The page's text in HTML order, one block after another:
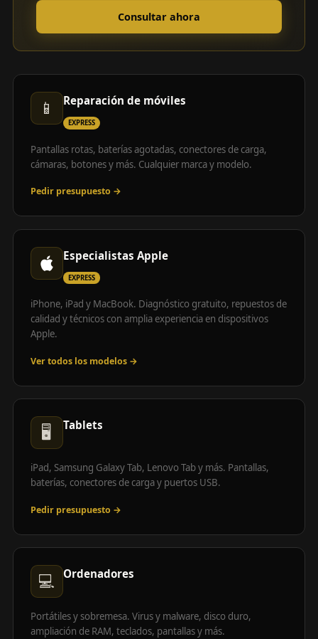
Consultar ahora
📱 Reparación de móviles
EXPRESS
Pantallas rotas, baterías agotadas, conectores de carga,
cámaras, botones y más. Cualquier marca y modelo.
Pedir presupuesto →
Especialistas Apple
EXPRESS
iPhone, iPad y MacBook. Diagnóstico gratuito, repuestos de
calidad y técnicos con amplia experiencia en dispositivos
Apple.
Ver todos los modelos →
🖥️ Tablets
iPad, Samsung Galaxy Tab, Lenovo Tab y más. Pantallas,
baterías, conectores de carga y puertos USB.
Pedir presupuesto →
💻 Ordenadores
Portátiles y sobremesa. Virus y malware, disco duro,
ampliación de RAM, teclados, pantallas y más.